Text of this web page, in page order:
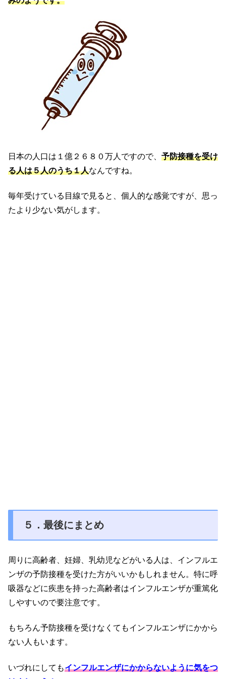
日本の人口は１億２６８０万人ですので、 予防接種を受け
る人は５人のうち１人なんですね。
毎年受けている目線で見ると、個人的な感覚ですが、思っ
たより少ない気がします。
５．最後にまとめ
周りに高齢者、妊婦、乳幼児などがいる人は、インフルエ
ンザの予防接種を受けた方がいいかもしれません。特に呼
吸器などに疾患を持った高齢者はインフルエンザが重篤化
しやすいので要注意です。
もちろん予防接種を受けなくてもインフルエンザにかから
ない人もいます。
いづれにしてもインフルエンザにかからないように気をつ